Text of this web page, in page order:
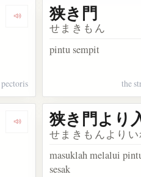
Dengarkan kosakata 狭心症
狭き門
せまきもん
pintu sempit
the
Dengarkan kosakata 狭
狭き門より
せまきもんよりい
masuklah melalui
sesak